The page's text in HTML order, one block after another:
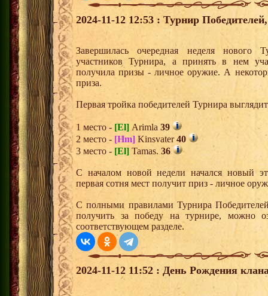
2024-11-12 12:53 : Турнир
Завершилась очередная неделя нового
участников Турнира, а принять в нем
получила призы - личное оружие. А
приза.
Первая тройка победителей Турнира
1 место - [El] Arimla 39
2 место - [Hm] Kinsvater40
3 место - [El] Tamas. 36
С началом новой недели начался новый
первая сотня мест получит приз - личное
С полными правилами Турнира
получить за победу на турнире, можно
соответствующем разделе.
2024-11-12 11:52 : День Рождения